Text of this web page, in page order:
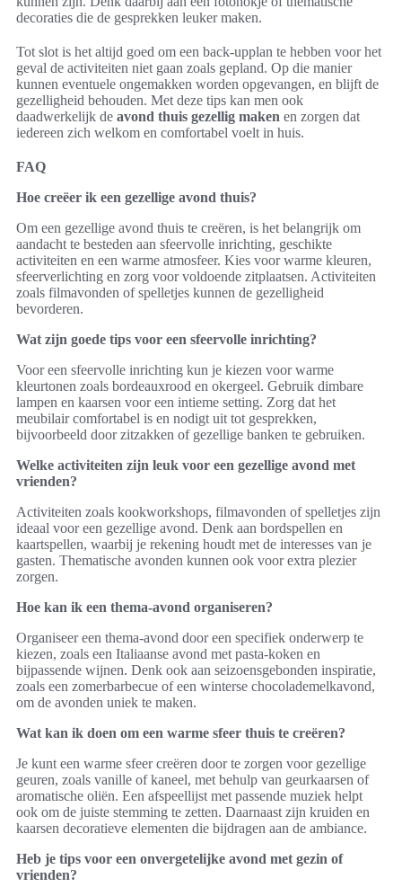
decoraties die de gesprekken leuker maken.
Tot slot is het altijd goed om een back-upplan te hebben voor het
geval de activiteiten niet gaan zoals gepland. Op die manier
kunnen eventuele ongemakken worden opgevangen, en blijft de
gezelligheid behouden. Met deze tips kan men ook
daadwerkelijk de avond thuis gezellig maken en zorgen dat
iedereen zich welkom en comfortabel voelt in huis.
FAQ
Hoe creëer ik een gezellige avond thuis?
Om een gezellige avond thuis te creëren, is het belangrijk om
aandacht te besteden aan sfeervolle inrichting, geschikte
activiteiten en een warme atmosfeer. Kies voor warme kleuren,
sfeerverlichting en zorg voor voldoende zitplaatsen. Activiteiten
zoals filmavonden of spelletjes kunnen de gezelligheid
bevorderen.
Wat zijn goede tips voor een sfeervolle inrichting?
Voor een sfeervolle inrichting kun je kiezen voor warme
kleurtonen zoals bordeauxrood en okergeel. Gebruik dimbare
lampen en kaarsen voor een intieme setting. Zorg dat het
meubilair comfortabel is en nodigt uit tot gesprekken,
bijvoorbeeld door zitzakken of gezellige banken te gebruiken.
Welke activiteiten zijn leuk voor een gezellige avond met
vrienden?
Activiteiten zoals kookworkshops, filmavonden of spelletjes zijn
ideaal voor een gezellige avond. Denk aan bordspellen en
kaartspellen, waarbij je rekening houdt met de interesses van je
gasten. Thematische avonden kunnen ook voor extra plezier
zorgen.
Hoe kan ik een thema-avond organiseren?
Organiseer een thema-avond door een specifiek onderwerp te
kiezen, zoals een Italiaanse avond met pasta-koken en
bijpassende wijnen. Denk ook aan seizoensgebonden inspiratie,
zoals een zomerbarbecue of een winterse chocolademelkavond,
om de avonden uniek te maken.
Wat kan ik doen om een warme sfeer thuis te creëren?
Je kunt een warme sfeer creëren door te zorgen voor gezellige
geuren, zoals vanille of kaneel, met behulp van geurkaarsen of
aromatische oliën. Een afspeellijst met passende muziek helpt
ook om de juiste stemming te zetten. Daarnaast zijn kruiden en
kaarsen decoratieve elementen die bijdragen aan de ambiance.
Heb je tips voor een onvergetelijke avond met gezin of
vrienden?